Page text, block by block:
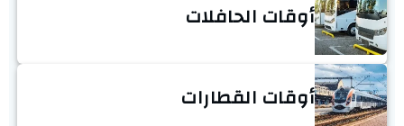
أوقات الحافلات
أوقات القطارات